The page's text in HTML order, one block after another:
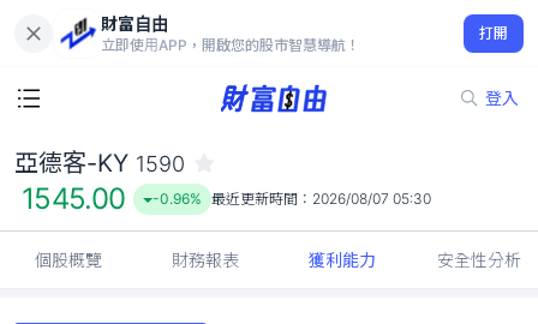
財富自由
立即使用APP，開啟您的股市智慧導航！
打開
登入
1545.00
-0.96%
亞德客-KY 1590
1545.00 -0.96% 最近更新時間： 2026/08/07 05:30
個股概覽 財務報表 獲利能力 安全性分析